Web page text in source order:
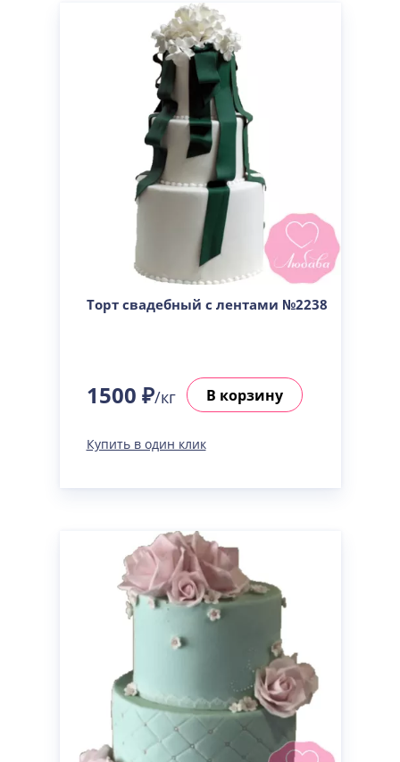
Торт свадебный с лентами №2238
1500 ₽/кг В корзину
Купить в один клик